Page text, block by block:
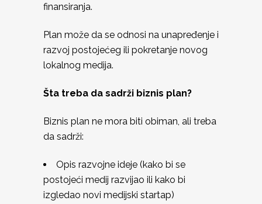
finansiranja.
Plan može da se odnosi na unapređenje i
razvoj postojećeg ili pokretanje novog
lokalnog medija.
Šta treba da sadrži biznis plan?
Biznis plan ne mora biti obiman, ali treba
da sadrži:
Opis razvojne ideje (kako bi se
postojeći medij razvijao ili kako bi
izgledao novi medijski startap)